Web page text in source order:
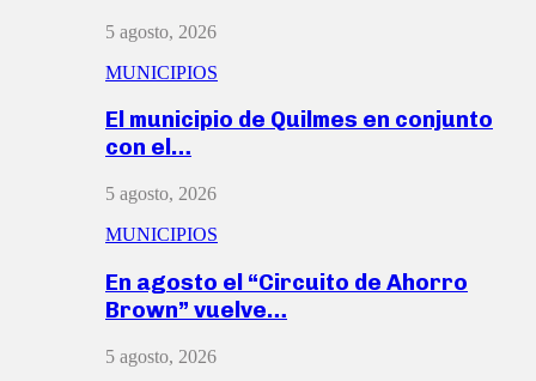
5 agosto, 2026
MUNICIPIOS
El municipio de Quilmes en conjunto
con el…
5 agosto, 2026
MUNICIPIOS
En agosto el “Circuito de Ahorro
Brown” vuelve…
5 agosto, 2026